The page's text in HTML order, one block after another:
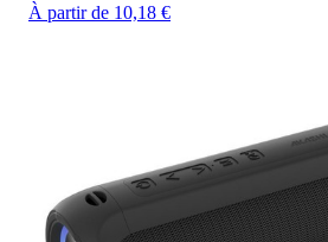
À partir de 10,18 €